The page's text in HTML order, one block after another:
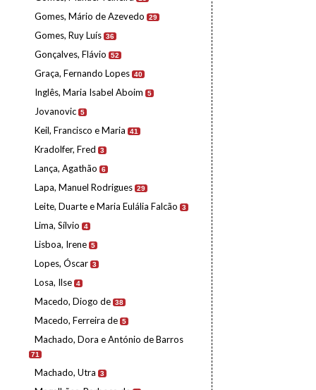
Gomes, Mário de Azevedo 29
Gomes, Ruy Luís 36
Gonçalves, Flávio 52
Graça, Fernando Lopes 40
Inglês, Maria Isabel Aboim 5
Jovanovic 5
Keil, Francisco e Maria 41
Kradolfer, Fred 3
Lança, Agathão 6
Lapa, Manuel Rodrigues 29
Leite, Duarte e Maria Eulália Falcão 3
Lima, Sílvio 4
Lisboa, Irene 5
Lopes, Óscar 3
Losa, Ilse 4
Macedo, Diogo de 38
Macedo, Ferreira de 5
Machado, Dora e António de Barros
71
Machado, Utra 3